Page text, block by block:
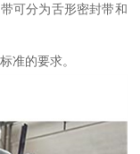
可分为舌形密封带和
准的要求。